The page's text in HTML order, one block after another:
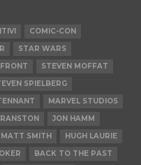
COMIC-CON
STAR WARS
STEVEN MOFFAT
SPIELBERG
MARVEL STUDIOS
JON HAMM
MATT SMITH
HUGH LAURIE
BACK TO THE PAST